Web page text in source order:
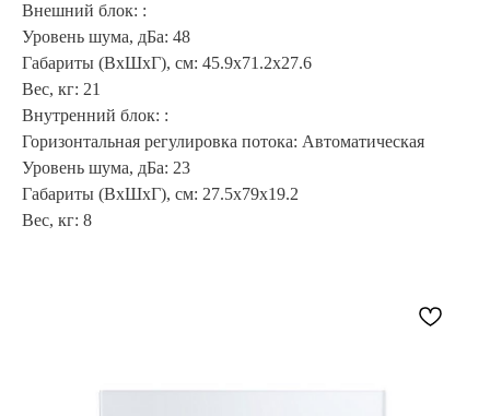
Внешний блок: :
Уровень шума, дБа: 48
Габариты (ВхШхГ), см: 45.9x71.2x27.6
Вес, кг: 21
Внутренний блок: :
Горизонтальная регулировка потока: Автоматическая
Уровень шума, дБа: 23
Габариты (ВхШхГ), см: 27.5x79x19.2
Вес, кг: 8